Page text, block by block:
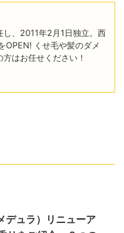
し、2011年2月1日独立。西
OPEN! くせ毛や髪のダメ
はお任せください！
デュラ）リニューア